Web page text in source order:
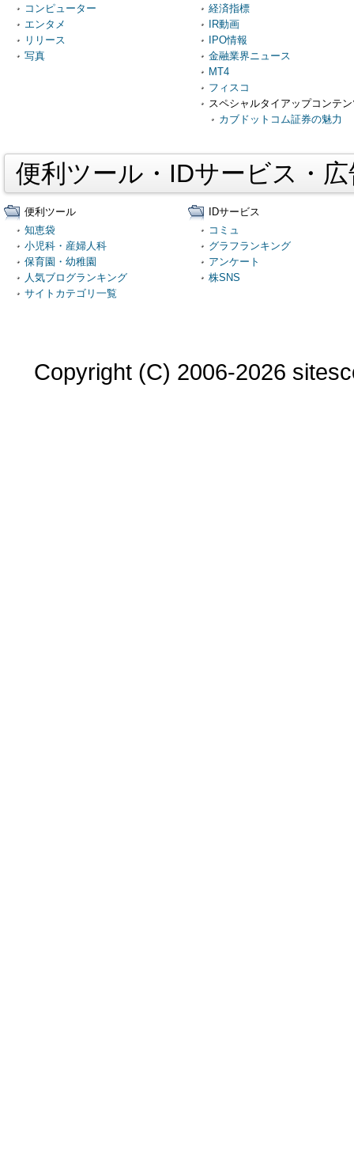
コンピューター
エンタメ
リリース
写真
経済指標
IR動画
IPO情報
金融業界ニュース
MT4
フィスコ
スペシャルタイアップコンテ
カブドットコム証券の魅力
便利ツール・IDサービス・
便利ツール
知恵袋
小児科・産婦人科
保育園・幼稚園
人気ブログランキング
サイトカテゴリ一覧
IDサービス
コミュ
グラフランキング
アンケート
株SNS
Copyright (C) 2006-2026